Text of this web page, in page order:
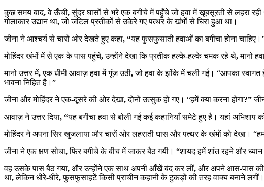
कुछ समय बाद,वे ऊँची,सुंदर घासों से भरे एक बगीचे में पहुँचे जो हवा में खूबसूरती से लहरा
गोलाकार उद्यान था,जो जटिल प्रतीकों से उकेरे गए पत्थर के खंभों से घिरा हुआ था।
जीना ने आश्चर्य से चारों ओर देखते हुए कहा, “यह फुसफुसाती हवाओं का बगीचा होना
मोहिंदर खंभों में से एक के पास पहुंचे,उन्होंने देखा कि प्रतीक हल्के-हल्के चमक रहे थे,मानो
मानो उत्तर में,एक धीमी आवाज़ हवा में गूंज उठी,जो हवा के झोंके में चली गई। “आपका स्वागत
भावना निहित है।”
जीना और मोहिंदर ने एक-दूसरे की ओर देखा,दोनों उत्सुक हो गए। “हमें क्या करना होगा?”
आवाज़ ने उत्तर दिया, “यह बगीचा हवा से बोली गई कई कहानियाँ समेटे हुए है। यहां अभिशाप
मोहिंदर ने अपना सिर खुजलाया और चारों ओर लहराती घास और पत्थर के खंभों को देखा।
जीना ने एक क्षण सोचा,फिर बगीचे के बीच में जाकर बैठ गयी। “शायद हमें शांत रहने और
वह उसके पास बैठ गया, और उन्होंने एक साथ अपनी आँखें बंद कर लीं, और अपने आस-पास की
था,लेकिन धीरे-धीरे,फुसफुसाहटें किसी प्राचीन कहानी के टुकड़ों की तरह वाक्य बनाने लगीं।